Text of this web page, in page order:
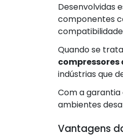
Desenvolvidas
componentes
Quando se
compressores
indústrias que
Com a
ambientes
Vantagens